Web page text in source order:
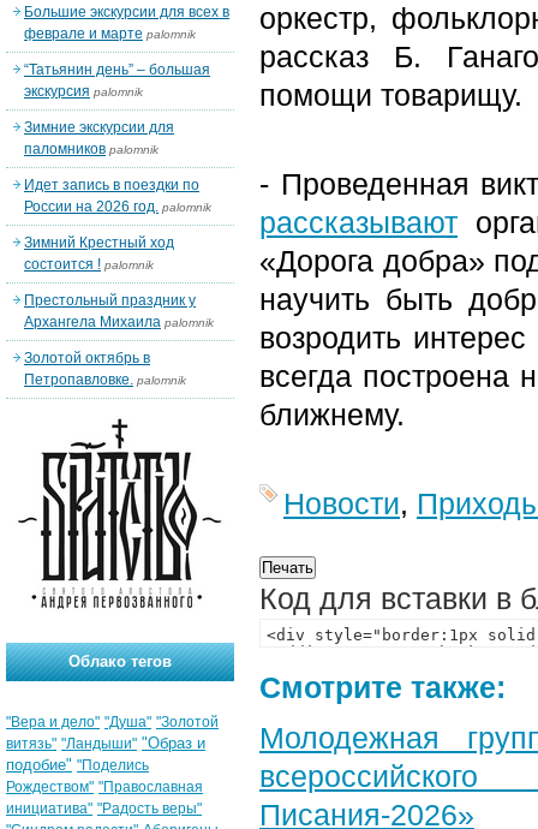
оркестр,
рассказ Б.
помощи товарищу.
- Проведенная
рассказывают
«Дорога добра»
научить быть
возродить
всегда построена
ближнему.
Новости,
Код для вставки в
Смотрите также:
Молодежная
Писания-2026»
Большие экскурсии для всех в
феврале и марте palomnik
“Татьянин день” – большая
экскурсия palomnik
Зимние экскурсии для
паломников palomnik
Идет запись в поездки по
России на 2026 год. palomnik
Зимний Крестный ход
состоится ! palomnik
Престольный праздник у
Архангела Михаила palomnik
Золотой октябрь в
Петропавловке. palomnik
Облако тегов
"Вера и дело" "Душа" "Золотой
витязь" "Ландыши" "Образ и
подобие" "Поделись
Рождеством" "Православная
инициатива" "Радость веры"